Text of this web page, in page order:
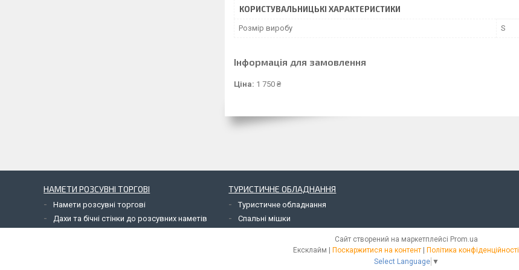
КОРИСТУВАЛЬНИЦЬКІ ХАРАКТЕРИСТИКИ
Розмір виробу S
Інформація для замовлення
Ціна: 1 750 ₴
НАМЕТИ РОЗСУВНІ ТОРГОВІ
Намети розсувні торгові
Дахи та бічні стінки до розсувних наметів
ТУРИСТИЧНЕ ОБЛАДНАННЯ
Туристичне обладнання
Спальні мішки
Сайт створений на маркетплейсі Prom.ua
Поскаржитися на контент
Політика конфіденційності
Select Language ▼